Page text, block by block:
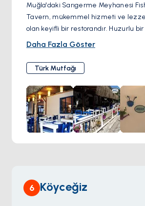
Muğla'daki Sarıgerme Meyhanesi
Tavern, mükemmel hizmeti ve
olan keyifli bir restorandır. Huzurlu
bulunan bu meyhane, çeşitli
Ziyaretçiler, genellikle canlı müzik
meyhanenin benzersiz
otantik bir Türk yemek deneyimi
uzakta bulunan bu gizli hazin,
personelin ve samimi bir ortamın
bölgedeki mutlaka ziyaret edilmesi
Daha Fazla Göster
Türk Mutfağı
6 Köyceğiz